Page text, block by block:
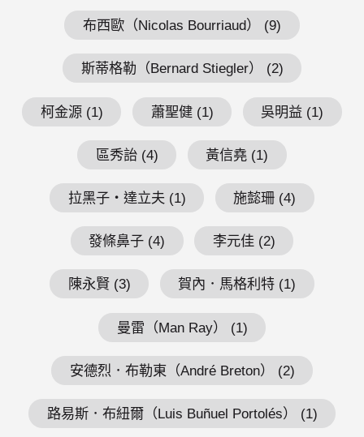
布西歐（Nicolas Bourriaud） (9)
斯蒂格勒（Bernard Stiegler） (2)
柯金源 (1) 蕭聖健 (1) 吳明益 (1)
區秀詒 (4) 黃信堯 (1)
拉黑子・達立夫 (1) 施懿珊 (4)
發條鼻子 (4) 李元佳 (2)
陳永賢 (3) 賀內．馬格利特 (1)
曼雷（Man Ray） (1)
安德烈．布勒東（André Breton） (2)
路易斯．布紐爾（Luis Buñuel Portolés） (1)